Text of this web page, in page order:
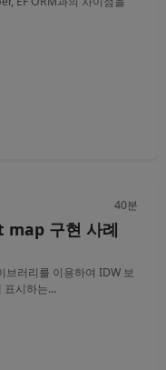
40분
map 구현 사례
러리를 이용하여 IDW 보
표시하는...